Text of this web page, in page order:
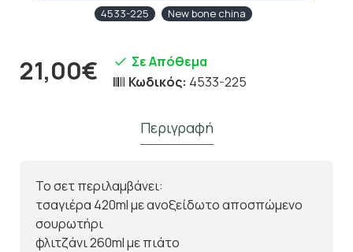
4533-225
New bone china
21,00€
Σε Απόθεμα
Κωδικός: 4533-225
Περιγραφή
Το σετ περιλαμβάνει:
τσαγιέρα 420ml με ανοξείδωτο αποσπώμενο
σουρωτήρι
φλιτζάνι 260ml με πιάτο